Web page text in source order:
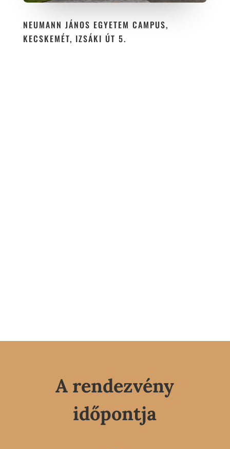
NEUMANN JÁNOS EGYETEM CAMPUS,
KECSKEMÉT, IZSÁKI ÚT 5.
A rendezvény
időpontja